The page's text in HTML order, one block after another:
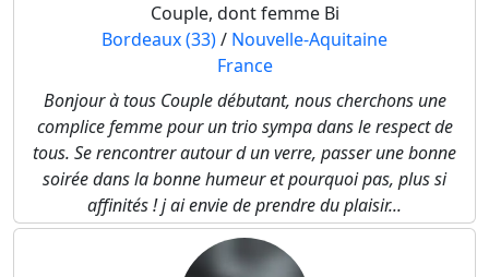
Couple, dont femme Bi
Bordeaux (33)/ Nouvelle-Aquitaine
France
Bonjour à tous Couple débutant, nous cherchons une
complice femme pour un trio sympa dans le respect de
tous. Se rencontrer autour d un verre, passer une bonne
soirée dans la bonne humeur et pourquoi pas, plus si
affinités ! j ai envie de prendre du plaisir...